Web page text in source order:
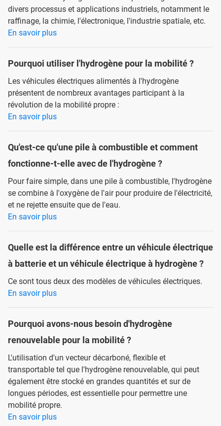
divers processus et applications industriels, notamment le
raffinage, la chimie, l'électronique, l'industrie spatiale, etc.
En savoir plus
Pourquoi utiliser l'hydrogène pour la mobilité ?
Les véhicules électriques alimentés à l'hydrogène
présentent de nombreux avantages participant à la
révolution de la mobilité propre :
En savoir plus
Qu'est-ce qu'une pile à combustible et comment
fonctionne-t-elle avec de l'hydrogène ?
Pour faire simple, dans une pile à combustible, l'hydrogène
se combine à l'oxygène de l'air pour produire de l'électricité,
et ne rejette ensuite que de l'eau.
En savoir plus
Quelle est la différence entre un véhicule électrique
à batterie et un véhicule électrique à hydrogène ?
Ce sont tous deux des modèles de véhicules électriques.
En savoir plus
Pourquoi avons-nous besoin d'hydrogène
renouvelable pour la mobilité ?
L'utilisation d'un vecteur décarboné, flexible et
transportable tel que l'hydrogène renouvelable, qui peut
également être stocké en grandes quantités et sur de
longues périodes, est essentielle pour permettre une
mobilité propre.
En savoir plus